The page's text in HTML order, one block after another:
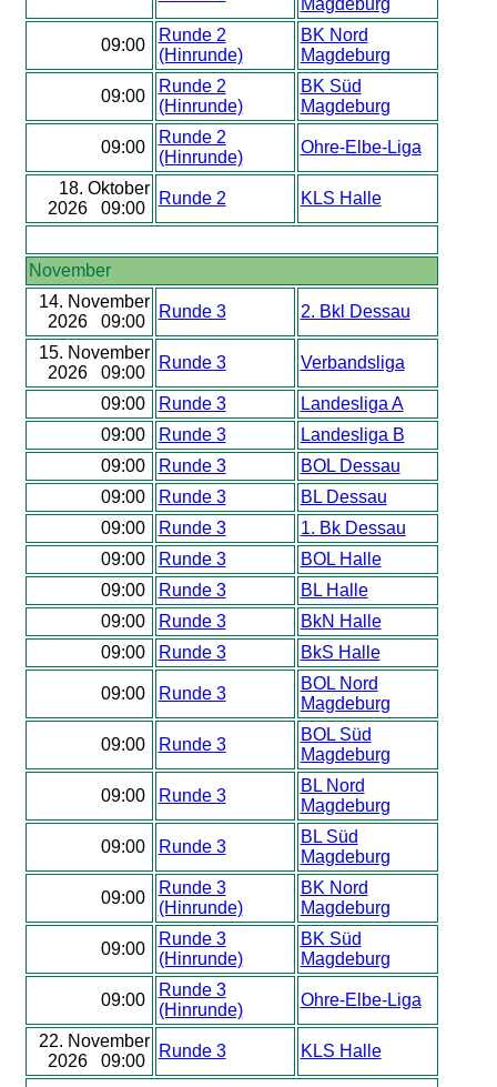
Magdeburg
09:00
Runde 2
(Hinrunde)
BK Nord
Magdeburg
09:00
Runde 2
(Hinrunde)
BK Süd
Magdeburg
09:00
Runde 2
(Hinrunde)
Ohre-Elbe-Liga
18. Oktober
2026 09:00
Runde 2 KLS Halle
November
14. November
2026 09:00
Runde 3 2. Bkl Dessau
15. November
2026 09:00
Runde 3 Verbandsliga
09:00 Runde 3
Landesliga A
09:00
Runde 3
Landesliga B
09:00
Runde 3
BOL Dessau
09:00
Runde 3
BL Dessau
09:00
Runde 3
1. Bk Dessau
09:00
Runde 3
BOL Halle
09:00
Runde 3
BL Halle
09:00
Runde 3
BkN Halle
09:00
Runde 3 BkS Halle
09:00 Runde 3
BOL Nord
Magdeburg
09:00 Runde 3
BOL Süd
Magdeburg
09:00 Runde 3
BL Nord
Magdeburg
09:00 Runde 3
BL Süd
Magdeburg
09:00
Runde 3
(Hinrunde)
BK Nord
Magdeburg
09:00
Runde 3
(Hinrunde)
BK Süd
Magdeburg
09:00
Runde 3
(Hinrunde)
Ohre-Elbe-Liga
22. November
2026 09:00
Runde 3 KLS Halle